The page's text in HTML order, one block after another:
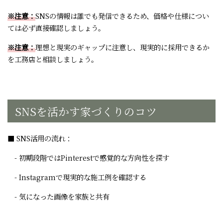
※注意：SNSの情報は誰でも発信できるため、価格や仕様につい
ては必ず直接確認しましょう。
※注意：理想と現実のギャップに注意し、現実的に採用できるか
を工務店と相談しましょう。
SNSを活かす家づくりのコツ
■ SNS活用の流れ：
- 初期段階ではPinterestで感覚的な方向性を探す
- Instagramで現実的な施工例を確認する
- 気になった画像を家族と共有